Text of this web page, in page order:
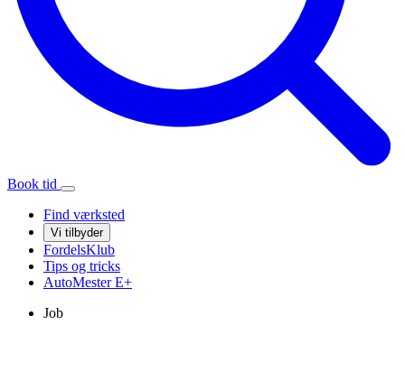
Book tid
Find værksted
Vi tilbyder
FordelsKlub
Tips og tricks
AutoMesterE+
Job